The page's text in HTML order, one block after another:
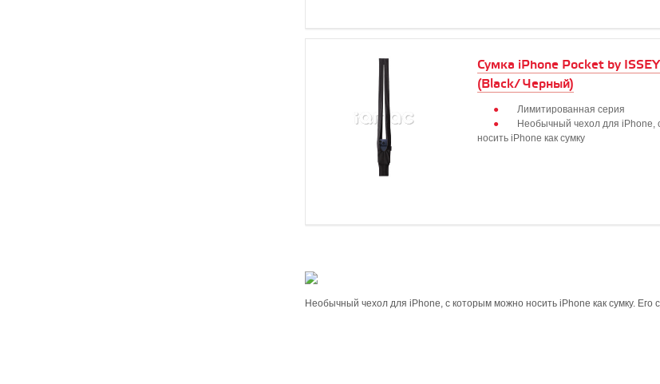
Сумка iPhone Pocket by
(Black/ Черный)
Лимитированная серия
Необычный чехол для iPhone,
носить iPhone как сумку
Необычный чехол для iPhone, с которым можно носить iPhone как сумку. Его